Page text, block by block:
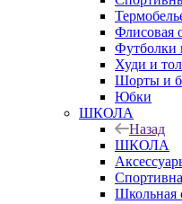
Флисовая
Футболки
Худи и
Шорты и
Юбки
ШКОЛА
Назад
ШКОЛА
Школьная